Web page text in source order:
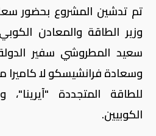
تم تدشين المشروع بحضور
وزير الطاقة والمعادن
سعيد المطروشي سفير
وسعادة فرانشيسكو لا كاميرا
للطاقة المتجددة
الكوبيين.